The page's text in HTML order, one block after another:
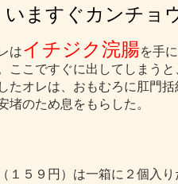
いますぐカンチョ
はイチジク浣腸を手
ここですぐに出してしまう
たオレは、おもむろに肛門
堵のため息をもらした。
５９円）は一箱に２個入